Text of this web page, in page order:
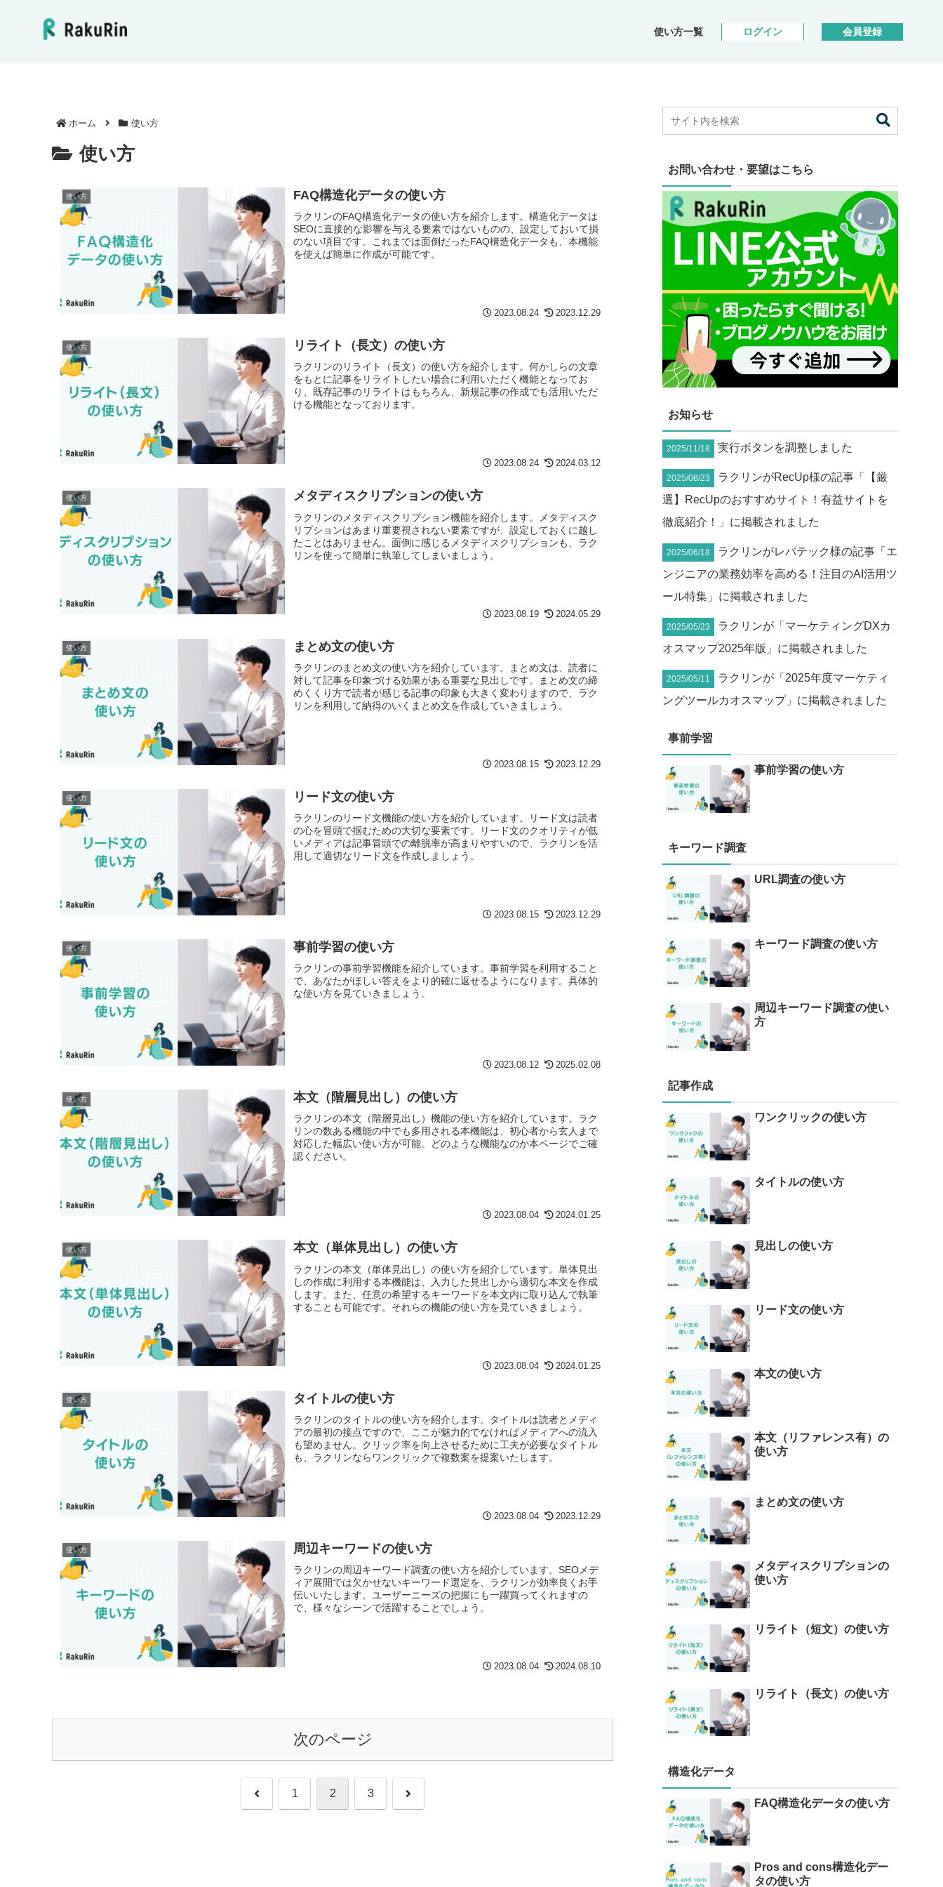
使い方一覧 ログイン 会員登録
ホーム 使い方
使い方
使い方 FAQ構造化データの使い方
ラクリンのFAQ構造化データの使い方を紹介します。構造化データは
SEOに直接的な影響を与える要素ではないものの、設定しておいて損
のない項目です。これまでは面倒だったFAQ構造化データも、本機能
を使えば簡単に作成が可能です。
2023.08.24 2023.12.29
使い方 リライト（長文）の使い方
ラクリンのリライト（長文）の使い方を紹介します。何かしらの文章
をもとに記事をリライトしたい場合に利用いただく機能となってお
り、既存記事のリライトはもちろん、新規記事の作成でも活用いただ
ける機能となっております。
2023.08.24 2024.03.12
使い方 メタディスクリプションの使い方
ラクリンのメタディスクリプション機能を紹介します。メタディスク
リプションはあまり重要視されない要素ですが、設定しておくに越し
たことはありません。面倒に感じるメタディスクリプションも、ラク
リンを使って簡単に執筆してしまいましょう。
2023.08.19 2024.05.29
使い方 まとめ文の使い方
ラクリンのまとめ文の使い方を紹介しています。まとめ文は、読者に
対して記事を印象づける効果がある重要な見出しです。まとめ文の締
めくくり方で読者が感じる記事の印象も大きく変わりますので、ラク
リンを利用して納得のいくまとめ文を作成していきましょう。
2023.08.15 2023.12.29
使い方 リード文の使い方
ラクリンのリード文機能の使い方を紹介しています。リード文は読者
の心を冒頭で掴むための大切な要素です。リード文のクオリティが低
いメディアは記事冒頭での離脱率が高まりやすいので、ラクリンを活
用して適切なリード文を作成しましょう。
2023.08.15 2023.12.29
使い方 事前学習の使い方
ラクリンの事前学習機能を紹介しています。事前学習を利用すること
で、あなたがほしい答えをより的確に返せるようになります。具体的
な使い方を見ていきましょう。
2023.08.12 2025.02.08
使い方 本文（階層見出し）の使い方
ラクリンの本文（階層見出し）機能の使い方を紹介しています。ラク
リンの数ある機能の中でも多用される本機能は、初心者から玄人まで
対応した幅広い使い方が可能。どのような機能なのか本ページでご確
認ください。
2023.08.04 2024.01.25
使い方 本文（単体見出し）の使い方
ラクリンの本文（単体見出し）の使い方を紹介しています。単体見出
しの作成に利用する本機能は、入力した見出しから適切な本文を作成
します。また、任意の希望するキーワードを本文内に取り込んで執筆
することも可能です。それらの機能の使い方を見ていきましょう。
2023.08.04 2024.01.25
使い方 タイトルの使い方
ラクリンのタイトルの使い方を紹介します。タイトルは読者とメディ
アの最初の接点ですので、ここが魅力的でなければメディアへの流入
も望めません。クリック率を向上させるために工夫が必要なタイトル
も、ラクリンならワンクリックで複数案を提案いたします。
2023.08.04 2023.12.29
使い方 周辺キーワードの使い方
ラクリンの周辺キーワード調査の使い方を紹介しています。SEOメデ
ィア展開では欠かせないキーワード選定を、ラクリンが効率良くお手
伝いいたします。ユーザーニーズの把握にも一躍買ってくれますの
で、様々なシーンで活躍することでしょう。
2023.08.04 2024.08.10
次のページ
前 1 2 3 次
お問い合わせ・要望はこちら
お知らせ
2025/11/18 実行ボタンを調整しました
2025/08/23
ラクリンがRecUp様の記事「【厳
選】RecUpのおすすめサイト！有益サイトを
徹底紹介！」に掲載されました
2025/06/18
ラクリンがレバテック様の記事「エ
ンジニアの業務効率を高める！注目のAI活用ツ
ール特集」に掲載されました
2025/05/23
ラクリンが「マーケティングDXカ
オスマップ2025年版」に掲載されました
2025/05/11
ラクリンが「2025年度マーケティ
ングツールカオスマップ」に掲載されました
事前学習
事前学習の使い方
キーワード調査
URL調査の使い方
キーワード調査の使い方
周辺キーワード調査の使い
方
記事作成
ワンクリックの使い方
タイトルの使い方
見出しの使い方
リード文の使い方
本文の使い方
本文（リファレンス有）の
使い方
まとめ文の使い方
メタディスクリプションの
使い方
リライト（短文）の使い方
リライト（長文）の使い方
構造化データ
FAQ構造化データの使い方
Pros and cons構造化デー
タの使い方